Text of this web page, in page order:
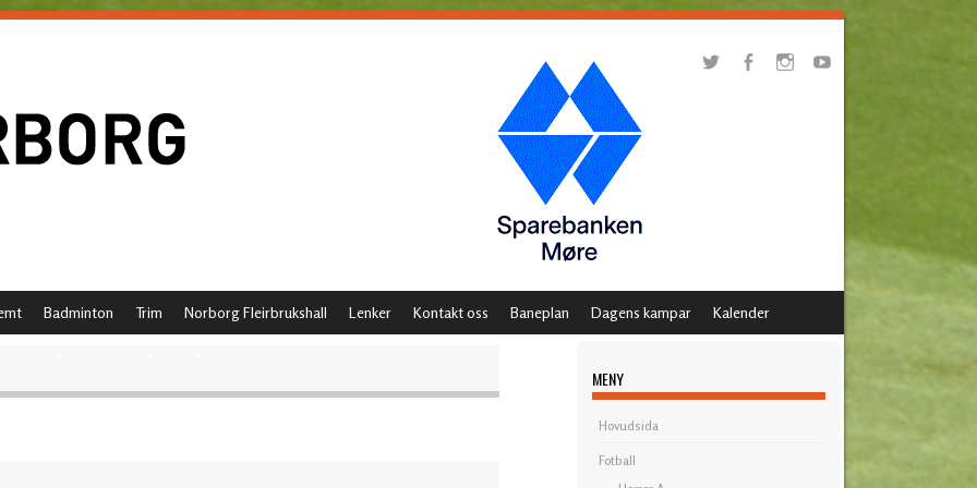
Badminton Trim Norborg Fleirbrukshall Lenker Kontakt oss Baneplan Dagens kampar Kalender
MENY
Hovudsida
Fotball